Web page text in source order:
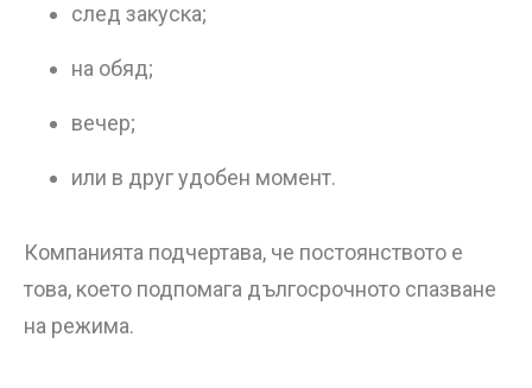
след закуска;
на обяд;
вечер;
или в друг удобен момент.
Компанията подчертава, че постоянството е
това, което подпомага дългосрочното спазване
на режима.